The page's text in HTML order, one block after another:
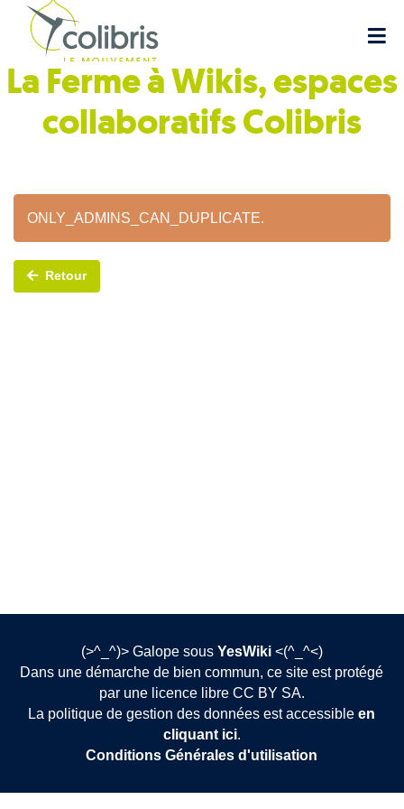
La Ferme à Wikis, espaces
collaboratifsColibris
ONLY_ADMINS_CAN_DUPLICATE.
Retour
(>^_^)> Galope sous YesWiki <(^_^<)
Dans une démarche de bien commun, ce site est protégé
par une licence libre CC BY SA.
La politique de gestion des données est accessibleen
cliquant ici.
Conditions Générales d'utilisation